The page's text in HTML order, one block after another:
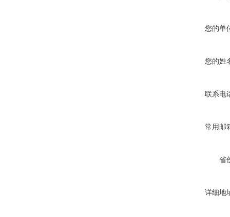
您的单
您的姓
联系电
常用邮
省
详细地